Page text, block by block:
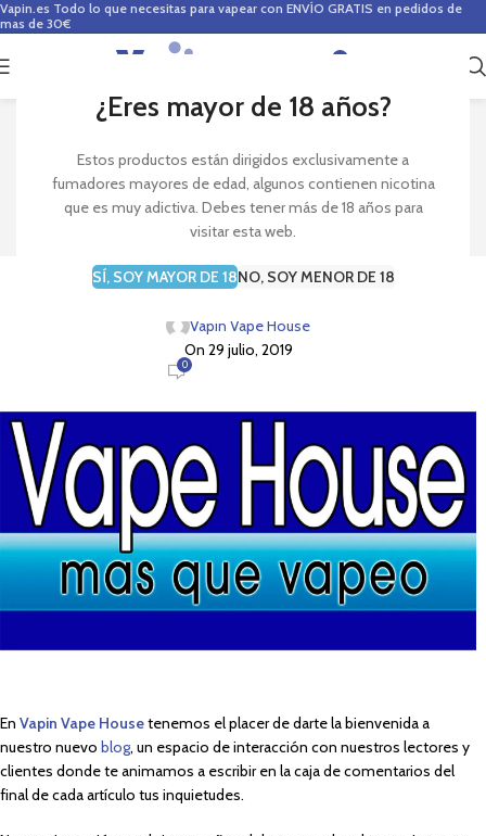
¿Eres mayor de 18 años?
Estos productos están dirigidos exclusivamente a
fumadores mayores de edad, algunos contienen nicotina
que es muy adictiva. Debes tener más de 18 años para
visitar esta web.
SÍ, SOY MAYOR DE 18NO, SOY MENOR DE 18
Vapin.es Todo lo que necesitas para vapear con ENVÍO GRATIS en pedidos de
mas de 30€
0
Blog
Inicio Noticias y novedades
NOTICIAS Y NOVEDADES
Vapin Vape House
On 29 julio, 2019
0
En Vapin Vape Housetenemos el placer de darte la bienvenida a
nuestro nuevo blog, un espacio de interacción con nuestros lectores y
clientes donde te animamos a escribir en la caja de comentarios del
final de cada artículo tus inquietudes.